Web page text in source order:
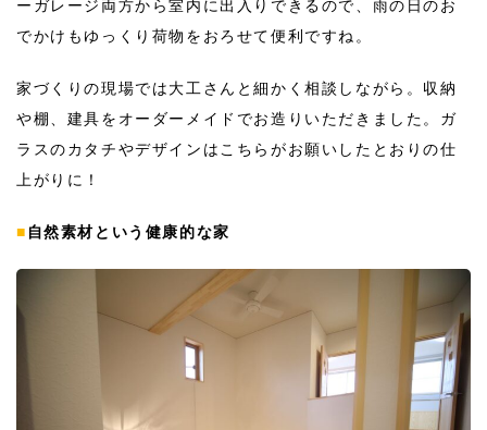
ーガレージ両方から室内に出入りできるので、雨の日のお
でかけもゆっくり荷物をおろせて便利ですね。
家づくりの現場では大工さんと細かく相談しながら。収納
や棚、建具をオーダーメイドでお造りいただきました。ガ
ラスのカタチやデザインはこちらがお願いしたとおりの仕
上がりに！
■ 自然素材という健康的な家